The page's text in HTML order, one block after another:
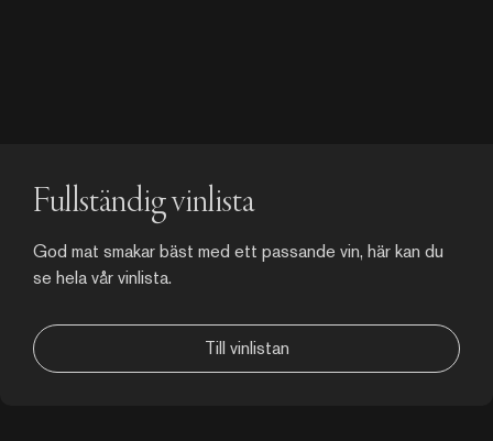
Fullständig vinlista
God mat smakar bäst med ett passande vin, här kan du
se hela vår vinlista.
Till vinlistan